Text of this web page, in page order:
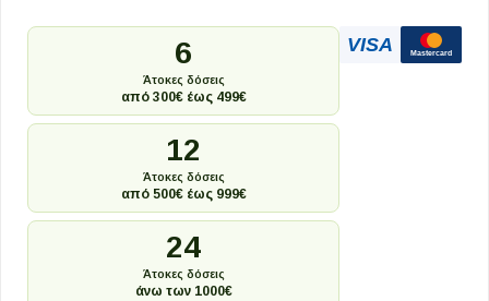
6
Άτοκες δόσεις
από 300€ έως 499€
12
Άτοκες δόσεις
από 500€ έως 999€
24
Άτοκες δόσεις
άνω των 1000€
VISA Mastercard